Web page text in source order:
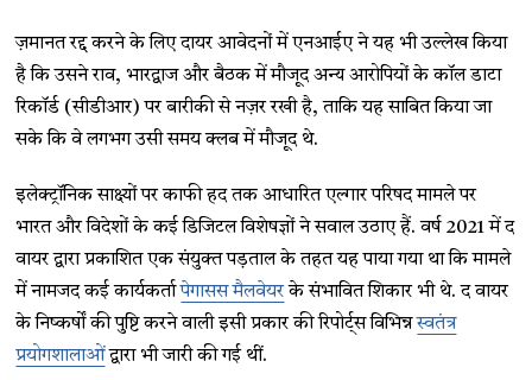
ज़मानत रद्द करने के लिए दायर आवेदनों में एनआईए ने यह भी उल्लेख किया
है कि उसने राव, भारद्वाज और बैठक में मौजूद अन्य आरोपियों के कॉल डाटा
रिकॉर्ड (सीडीआर) पर बारीकी से नज़र रखी है, ताकि यह साबित किया जा
सके कि वे लगभग उसी समय क्लब में मौजूद थे.
इलेक्ट्रॉनिक साक्ष्यों पर काफी हद तक आधारित एल्गार परिषद मामले पर
भारत और विदेशों के कई डिजिटल विशेषज्ञों ने सवाल उठाए हैं. वर्ष 2021 में द
वायर द्वारा प्रकाशित एक संयुक्त पड़ताल के तहत यह पाया गया था कि मामले
में नामजद कई कार्यकर्तापेगासस मैलवेयरके संभावित शिकार भी थे. द वायर
के निष्कर्षों की पुष्टि करने वाली इसी प्रकार की रिपोर्ट्स विभिन्नस्वतंत्र
प्रयोगशालाओंद्वारा भी जारी की गई थीं.